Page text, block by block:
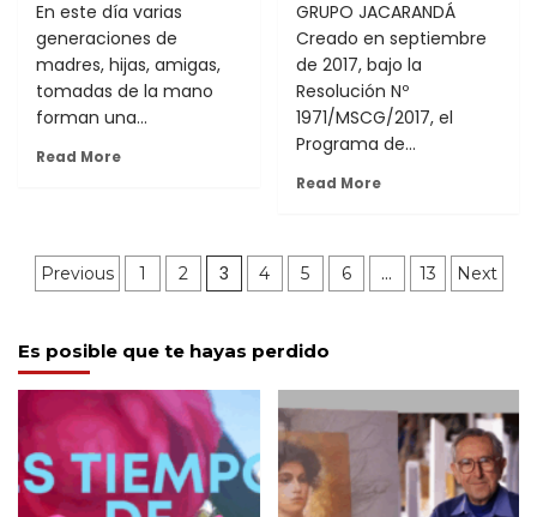
En este día varias
generaciones de
madres, hijas, amigas,
tomadas de la mano
forman una...
Read More
GRUPO JACARANDÁ
Creado en septiembre
de 2017, bajo la
Resolución Nº
1971/MSCG/2017, el
Programa de...
Read More
Paginación
entradas
Previous 1 2 3 4 5 6 … 13 Next
Es posible que te hayas perdido